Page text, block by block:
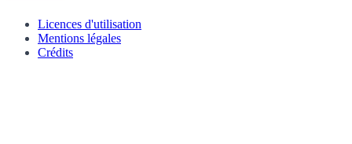
Licences d'utilisation
Mentions légales
Crédits